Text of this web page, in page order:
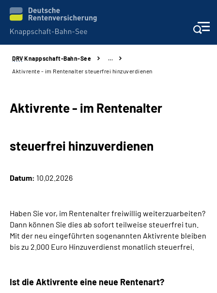
Aktuelles & Presse
KBS exklusiv
Online-Services
Die DRV Knappschaft-Bahn-See in Deutscher
DRV Knappschaft-Bahn-See
…
Aktivrente - im Rentenalter steuerfrei hinzuverdienen
Aktivrente - im Rentenalter
steuerfrei hinzuverdienen
Datum: 10.02.2026
Haben Sie vor, im Rentenalter freiwillig weiterzuarbeiten?
Dann können Sie dies ab sofort teilweise steuerfrei tun.
Mit der neu eingeführten sogenannten Aktivrente bleiben
bis zu 2.000 Euro Hinzuverdienst monatlich steuerfrei.
Ist die Aktivrente eine neue Rentenart?